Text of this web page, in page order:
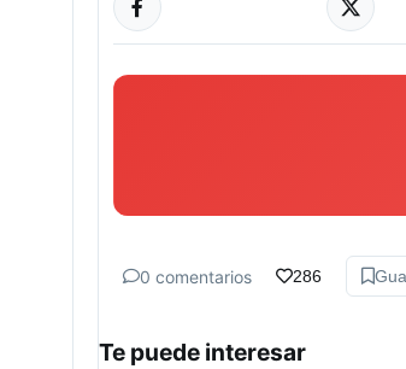
0 comentarios 286
Te puede interesar